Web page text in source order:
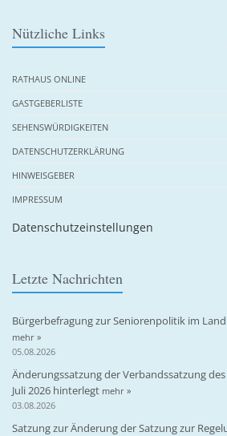
Nützliche Links
RATHAUS ONLINE
GASTGEBERLISTE
SEHENSWÜRDIGKEITEN
DATENSCHUTZERKLÄRUNG
HINWEISGEBER
IMPRESSUM
Datenschutzeinstellungen
Letzte Nachrichten
Bürgerbefragung zur Seniorenpolitik im
mehr »
05.08.2026
Änderungssatzung der Verbandssatzung
Juli 2026 hinterlegt mehr »
03.08.2026
Satzung zur Änderung der Satzung zur